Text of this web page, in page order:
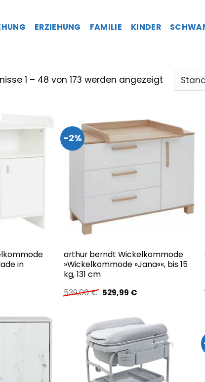
ERZIEHUNG FAMILIE KINDER
1 – 48 von 173 werden angezeigt
in
€.
-2%
arthur berndt Wickelkommode
»Wickelkommode »Jana««, bis 15
kg, 131 cm
539,00€ Ursprünglicher
Preis
529,99 €Aktueller